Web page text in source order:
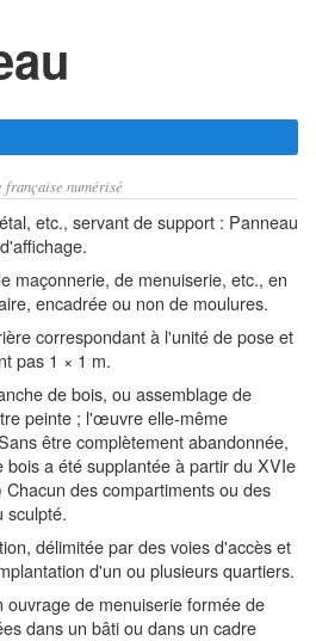
numérisé
etc., servant de support : Panneau
maçonnerie, de menuiserie, etc., en
encadrée ou non de moulures.
correspondant à l'unité de pose et
pas 1 × 1 m.
de bois, ou assemblage de
peinte ; l'œuvre elle-même
être complètement abandonnée,
bois a été supplantée à partir du XVIe
des compartiments ou des
sculpté.
délimitée par des voies d'accès et
d'un ou plusieurs quartiers.
ouvrage de menuiserie formée de
dans un bâti ou dans un cadre